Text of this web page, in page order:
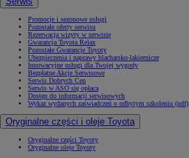
Promocje i sezonowe usługi
Pozostałe oferty serwisu
Rezerwacja wizyty w serwisie
Gwarancja Toyota Relax
Pozostałe Gwarancje Toyoty
Ubezpieczenia i naprawy blacharsko-lakiernicze
Innowacyjne usługi dla Twojej wygody
Bezpłatne Akcje Serwisowe
Serwis Dobrych Cen
Serwis w ASO się opłaca
Dostęp do informacji serwisowych
Wykaz wydanych zaświadczeń o odbytym szkoleniu (pdf)
Oryginalne części i oleje Toyota
Oryginalne części Toyoty
Oryginalne oleje Toyoty